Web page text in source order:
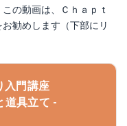
の動画は、Ｃｈａｐｔ
勧めします（下部にリ
入門講座
道具立て -